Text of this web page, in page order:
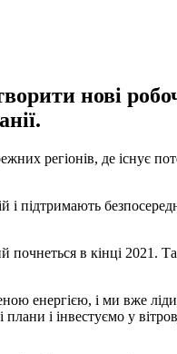
нові
регіонів, де існує
підтримають
в кінці 2021.
енергією, і ми вже
і інвестуємо у